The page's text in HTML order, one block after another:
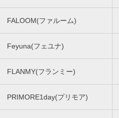
FALOOM(ファルーム)
Feyuna(フェユナ)
FLANMY(フランミー)
PRIMORE1day(プリモア)